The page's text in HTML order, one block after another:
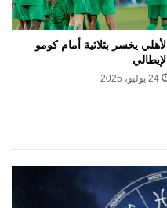
الأهلي يخسر بثلاثية أمام كومو
الإيطالي
24 يوليو، 2025